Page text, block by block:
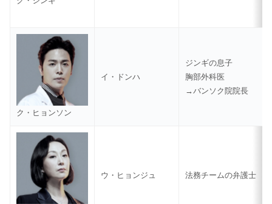
ク・ヒョンソン
イ・ドンハ
ジンギの息子
胸部外科医
→バンソク院院長
ウ・ヒョンジュ 法務チームの弁護士